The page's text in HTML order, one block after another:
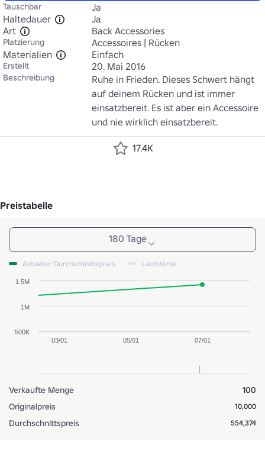
Tauschbar
Ja
Haltedauer
Ja
Art
Back Accessories
Platzierung
Accessoires | Rücken
Materialien
Einfach
Erstellt 20. Mai 2016
Beschreibung
Ruhe in Frieden. Dieses Schwert hängt
auf deinem Rücken und ist immer
einsatzbereit. Es ist aber ein Accessoire
und nie wirklich einsatzbereit.
17.4K
Preistabelle
180 Tage
Aktueller Durchschnittspreis Lautstärke
03/01 05/01 07/01
500K
1M
1.5M
Verkaufte Menge
100
Originalpreis
10,000
Durchschnittspreis 554,374